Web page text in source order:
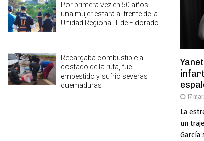
17
La
un
García
Por primera vez en 50 años
una mujer estará al frente de la
Unidad Regional III de Eldorado
Recargaba combustible al
costado de la ruta, fue
embestido y sufrió severas
quemaduras